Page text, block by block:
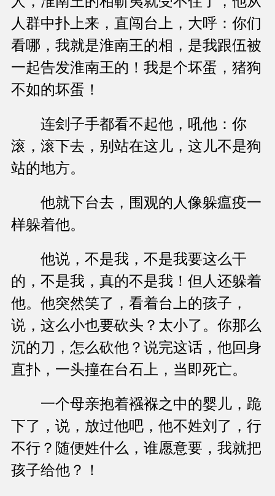
人群中扑上来，直闯台上，大呼：你们
看哪，我就是淮南王的相，是我跟伍被
一起告发淮南王的！我是个坏蛋，猪狗
不如的坏蛋！
连刽子手都看不起他，吼他：你
滚，滚下去，别站在这儿，这儿不是狗
站的地方。
他就下台去，围观的人像躲瘟疫一
样躲着他。
他说，不是我，不是我要这么干
的，不是我，真的不是我！但人还躲着
他。他突然笑了，看着台上的孩子，
说，这么小也要砍头？太小了。你那么
沉的刀，怎么砍他？说完这话，他回身
直扑，一头撞在台石上，当即死亡。
一个母亲抱着襁褓之中的婴儿，跪
下了，说，放过他吧，他不姓刘了，行
不行？随便姓什么，谁愿意要，我就把
孩子给他？！